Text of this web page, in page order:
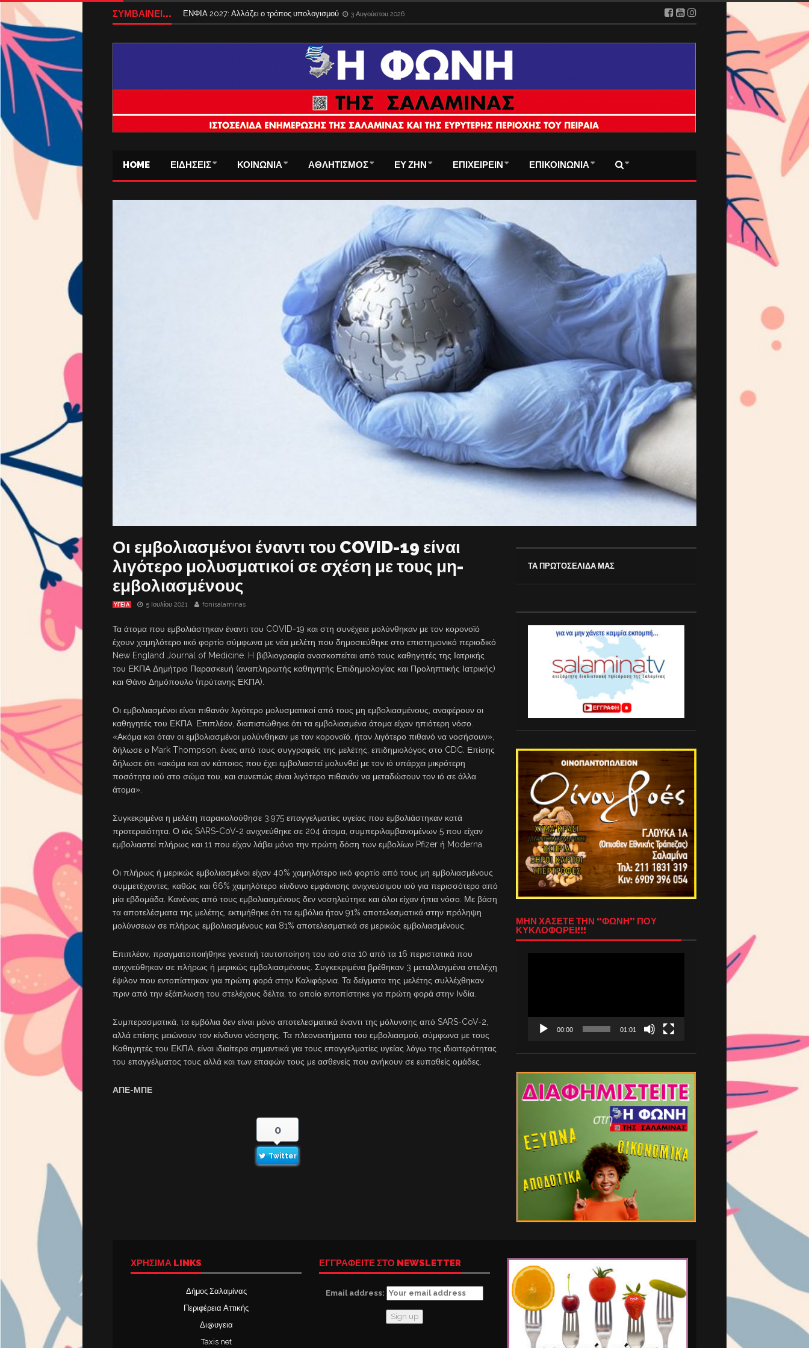
ΣΥΜΒΑΙΝΕΙ... ΕΝΦΙΑ 2027: Αλλάζει ο τρόπος υπολογισμού 3 Αυγούστου 2026
HOME ΕΙΔΗΣΕΙΣ ΚΟΙΝΩΝΙΑ ΑΘΛΗΤΙΣΜΟΣ ΕΥ ΖΗΝ ΕΠΙΧΕΙΡΕΙΝ ΕΠΙΚΟΙΝΩΝΙΑ
Οι εμβολιασμένοι έναντι του COVID-19 είναι
λιγότερο μολυσματικοί σε σχέση με τους μη-
εμβολιασμένους
ΥΓΕΙΑ 5 Ιουλίου 2021 fonisalaminas
Τα άτομα που εμβολιάστηκαν έναντι του COVID-19 και στη συνέχεια μολύνθηκαν με τον κορονοϊό
έχουν χαμηλότερο ιικό φορτίο σύμφωνα με νέα μελέτη που δημοσιεύθηκε στο επιστημονικό περιοδικό
New England Journal of Medicine. H βιβλιογραφία ανασκοπείται από τους καθηγητές της Ιατρικής
του ΕΚΠΑ Δημήτριο Παρασκευή (αναπληρωτής καθηγητής Επιδημιολογίας και Προληπτικής Ιατρικής)
και Θάνο Δημόπουλο (πρύτανης ΕΚΠΑ).
Οι εμβολιασμένοι είναι πιθανόν λιγότερο μολυσματικοί από τους μη εμβολιασμένους, αναφέρουν οι
καθηγητές του ΕΚΠΑ. Επιπλέον, διαπιστώθηκε ότι τα εμβολιασμένα άτομα είχαν ηπιότερη νόσο.
«Ακόμα και όταν οι εμβολιασμένοι μολύνθηκαν με τον κορονοϊό, ήταν λιγότερο πιθανό να νοσήσουν»,
δήλωσε ο Mark Thompson, ένας από τους συγγραφείς της μελέτης, επιδημιολόγος στο CDC. Επίσης
δήλωσε ότι «ακόμα και αν κάποιος που έχει εμβολιαστεί μολυνθεί με τον ιό υπάρχει μικρότερη
ποσότητα ιού στο σώμα του, και συνεπώς είναι λιγότερο πιθανόν να μεταδώσουν τον ιό σε άλλα
άτομα».
Συγκεκριμένα η μελέτη παρακολούθησε 3.975 επαγγελματίες υγείας που εμβολιάστηκαν κατά
προτεραιότητα. Ο ιός SARS-CoV-2 ανιχνεύθηκε σε 204 άτομα, συμπεριλαμβανομένων 5 που είχαν
εμβολιαστεί πλήρως και 11 που είχαν λάβει μόνο την πρώτη δόση των εμβολίων Pfizer ή Moderna.
Οι πλήρως ή μερικώς εμβολιασμένοι είχαν 40% χαμηλότερο ιικό φορτίο από τους μη εμβολιασμένους
συμμετέχοντες, καθώς και 66% χαμηλότερο κίνδυνο εμφάνισης ανιχνεύσιμου ιού για περισσότερο από
μία εβδομάδα. Κανένας από τους εμβολιασμένους δεν νοσηλεύτηκε και όλοι είχαν ήπια νόσο. Με βάση
τα αποτελέσματα της μελέτης, εκτιμήθηκε ότι τα εμβόλια ήταν 91% αποτελεσματικά στην πρόληψη
μολύνσεων σε πλήρως εμβολιασμένους και 81% αποτελεσματικά σε μερικώς εμβολιασμένους.
Επιπλέον, πραγματοποιήθηκε γενετική ταυτοποίηση του ιού στα 10 από τα 16 περιστατικά που
ανιχνεύθηκαν σε πλήρως ή μερικώς εμβολιασμένους. Συγκεκριμένα βρέθηκαν 3 μεταλλαγμένα στελέχη
έψιλον που εντοπίστηκαν για πρώτη φορά στην Καλιφόρνια. Τα δείγματα της μελέτης συλλέχθηκαν
πριν από την εξάπλωση του στελέχους δέλτα, το οποίο εντοπίστηκε για πρώτη φορά στην Ινδία.
Συμπερασματικά, τα εμβόλια δεν είναι μόνο αποτελεσματικά έναντι της μόλυνσης από SARS-CoV-2,
αλλά επίσης μειώνουν τον κίνδυνο νόσησης. Τα πλεονεκτήματα του εμβολιασμού, σύμφωνα με τους
Καθηγητές του ΕΚΠΑ, είναι ιδιαίτερα σημαντικά για τους επαγγελματίες υγείας λόγω της ιδιαιτερότητας
του επαγγέλματος τους αλλά και των επαφών τους με ασθενείς που ανήκουν σε ευπαθείς ομάδες.
ΑΠΕ-ΜΠΕ
0
Twitter
ΤΑ ΠΡΩΤΟΣΕΛΙΔΑ ΜΑΣ
ΜΗΝ ΧΑΣΕΤΕ ΤΗΝ “ΦΩΝΗ” ΠΟΥ
ΚΥΚΛΟΦΟΡΕΙ!!!
00:00 01:01
ΧΡΉΣΙΜΑ LINKS
Δήμος Σαλαμίνας
Περιφέρεια Αττικής
Δι@υγεια
Taxis net
ΕΓΓΡΑΦΕΙΤΕ ΣΤΟ NEWSLETTER
Email address: